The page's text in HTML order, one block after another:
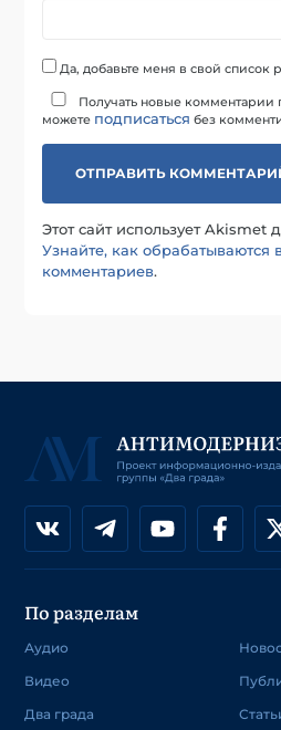
Да, добавьте меня в свой список
Получать новые комментарии
можете подписаться без
Этот сайт использует Akismet
Узнайте, как
комментариев.
По разделам
Аудио
Видео
Два града